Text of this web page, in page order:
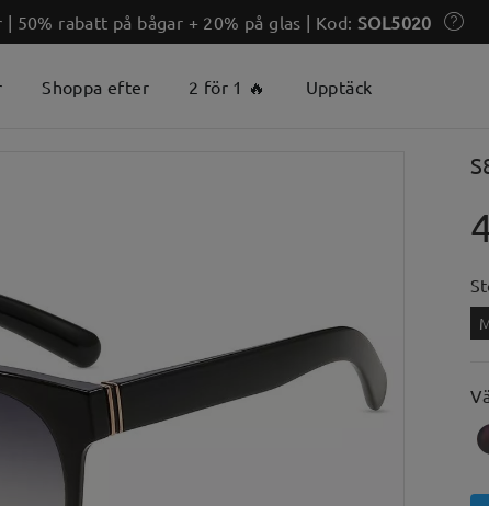
50% rabatt på bågar + 20% på glas | Kod:SOL5020
Shoppa efter 2 för 1 🔥 Upptäck